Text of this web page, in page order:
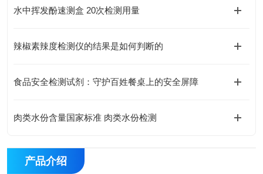
水中挥发酚速测盒 20次检测用量
辣椒素辣度检测仪的结果是如何判断的
食品安全检测试剂：守护百姓餐桌上的安全屏障
肉类水份含量国家标准 肉类水份检测
产品介绍